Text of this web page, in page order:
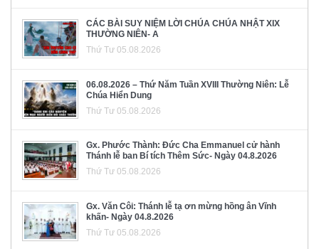
CÁC BÀI SUY NIỆM LỜI CHÚA CHÚA NHẬT XIX
THƯỜNG NIÊN- A
Thứ Tư 05.08.2026
06.08.2026 – Thứ Năm Tuần XVIII Thường Niên: Lễ
Chúa Hiển Dung
Thứ Tư 05.08.2026
Gx. Phước Thành: Đức Cha Emmanuel cử hành
Thánh lễ ban Bí tích Thêm Sức- Ngày 04.8.2026
Thứ Tư 05.08.2026
Gx. Văn Côi: Thánh lễ tạ ơn mừng hồng ân Vĩnh
khấn- Ngày 04.8.2026
Thứ Tư 05.08.2026